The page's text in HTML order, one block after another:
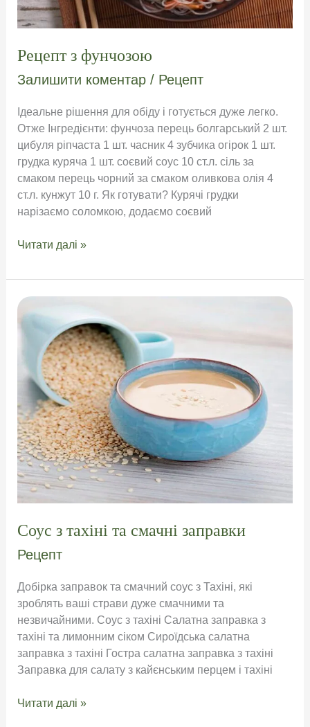
Рецепт з фунчозою
Залишити коментар / Рецепт
Ідеальне рішення для обіду і готується дуже легко.
Отже Інгредієнти: фунчоза перець болгарський 2 шт.
цибуля ріпчаста 1 шт. часник 4 зубчика огірок 1 шт.
грудка куряча 1 шт. соєвий соус 10 ст.л. сіль за
смаком перець чорний за смаком оливкова олія 4
ст.л. кунжут 10 г. Як готувати? Курячі грудки
нарізаємо соломкою, додаємо соєвий
Рецепт
фунчозою
Читати далі »
Соус з тахіні та смачні заправки
Рецепт
Добірка заправок та смачний соус з Тахіні, які
зроблять ваші страви дуже смачними та
незвичайними. Соус з тахіні Салатна заправка з
тахіні та лимонним сіком Сироїдська салатна
заправка з тахіні Гостра салатна заправка з тахіні
Заправка для салату з кайєнським перцем і тахіні
Соус
Читати далі »